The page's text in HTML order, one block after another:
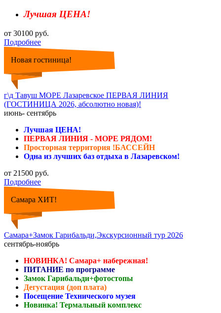
Лучшая ЦЕНА!
от 30100 руб.
Подробнее
Новая гостиница!
г\д Тавуш МОРЕ Лазаревское ПЕРВАЯ ЛИНИЯ
(ГОСТИНИЦА 2026, абсолютно новая)!
июнь- сентябрь
Лучшая ЦЕНА!
ПЕРВАЯ ЛИНИЯ - МОРЕ РЯДОМ!
Просторная территория !БАССЕЙН
Одна из лучших баз отдыха в Лазаревском!
от 21500 руб.
Подробнее
Самара ХИТ!
Самара+Замок Гарибальди,Экскурсионный тур 2026
сентябрь-ноябрь
НОВИНКА! Самара+ набережная!
ПИТАНИЕ по программе
Замок Гарибальди+фотостопы
Дегустация (доп плата)
Посещение Технического музея
Новинка! Термальный комплекс